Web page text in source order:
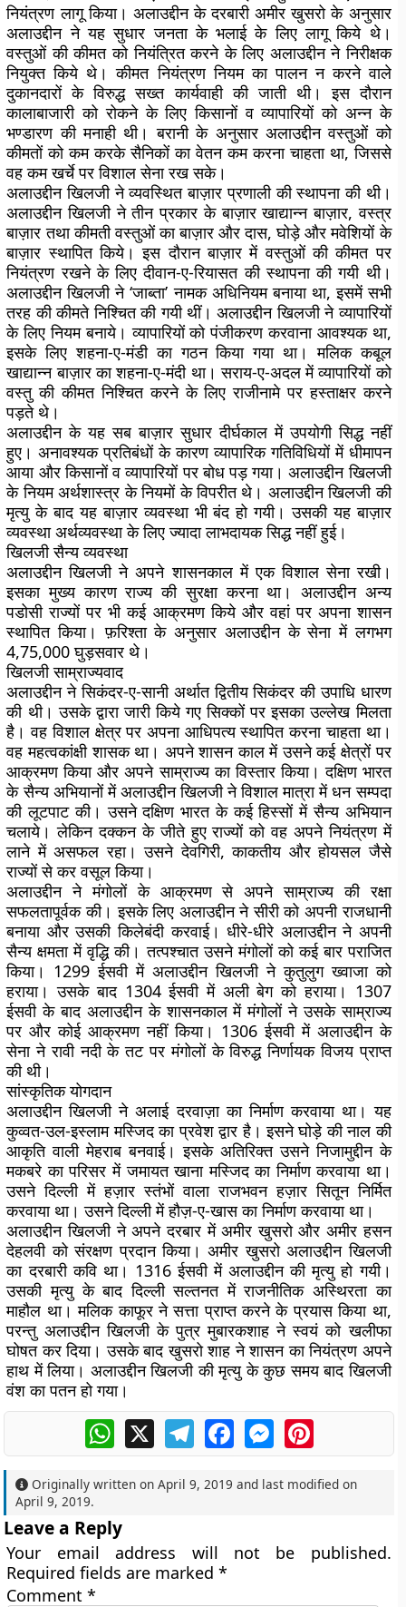
नियंत्रण लागू किया। अलाउद्दीन के दरबारी अमीर खुसरो के अनुसार
अलाउद्दीन ने यह सुधार जनता के भलाई के लिए लागू किये थे।
वस्तुओं की कीमत को नियंत्रित करने के लिए अलाउद्दीन ने निरीक्षक
नियुक्त किये थे। कीमत नियंत्रण नियम का पालन न करने वाले
दुकानदारों के विरुद्ध सख्त कार्यवाही की जाती थी। इस दौरान
कालाबाजारी को रोकने के लिए किसानों व व्यापारियों को अन्न के
भण्डारण की मनाही थी। बरानी के अनुसार अलाउद्दीन वस्तुओं को
कीमतों को कम करके सैनिकों का वेतन कम करना चाहता था, जिससे
वह कम खर्चे पर विशाल सेना रख सके।
अलाउद्दीन खिलजी ने व्यवस्थित बाज़ार प्रणाली की स्थापना की थी।
अलाउद्दीन खिलजी ने तीन प्रकार के बाज़ार खाद्यान्न बाज़ार, वस्त्र
बाज़ार तथा कीमती वस्तुओं का बाज़ार और दास, घोड़े और मवेशियों के
बाज़ार स्थापित किये। इस दौरान बाज़ार में वस्तुओं की कीमत पर
नियंत्रण रखने के लिए दीवान-ए-रियासत की स्थापना की गयी थी।
अलाउद्दीन खिलजी ने ‘जाब्ता’ नामक अधिनियम बनाया था, इसमें सभी
तरह की कीमते निश्चित की गयी थीं। अलाउद्दीन खिलजी ने व्यापारियों
के लिए नियम बनाये। व्यापारियों को पंजीकरण करवाना आवश्यक था,
इसके लिए शहना-ए-मंडी का गठन किया गया था। मलिक कबूल
खाद्यान्न बाज़ार का शहना-ए-मंदी था। सराय-ए-अदल में व्यापारियों को
वस्तु की कीमत निश्चित करने के लिए राजीनामे पर हस्ताक्षर करने
पड़ते थे।
अलाउद्दीन के यह सब बाज़ार सुधार दीर्घकाल में उपयोगी सिद्ध नहीं
हुए। अनावश्यक प्रतिबंधों के कारण व्यापारिक गतिविधियों में धीमापन
आया और किसानों व व्यापारियों पर बोध पड़ गया। अलाउद्दीन खिलजी
के नियम अर्थशास्त्र के नियमों के विपरीत थे। अलाउद्दीन खिलजी की
मृत्यु के बाद यह बाज़ार व्यवस्था भी बंद हो गयी। उसकी यह बाज़ार
व्यवस्था अर्थव्यवस्था के लिए ज्यादा लाभदायक सिद्ध नहीं हुई।
खिलजी सैन्य व्यवस्था
अलाउद्दीन खिलजी ने अपने शासनकाल में एक विशाल सेना रखी।
इसका मुख्य कारण राज्य की सुरक्षा करना था। अलाउद्दीन अन्य
पडोसी राज्यों पर भी कई आक्रमण किये और वहां पर अपना शासन
स्थापित किया। फ़रिश्ता के अनुसार अलाउद्दीन के सेना में लगभग
4,75,000 घुड़सवार थे।
खिलजी साम्राज्यवाद
अलाउद्दीन ने सिकंदर-ए-सानी अर्थात द्वितीय सिकंदर की उपाधि धारण
की थी। उसके द्वारा जारी किये गए सिक्कों पर इसका उल्लेख मिलता
है। वह विशाल क्षेत्र पर अपना आधिपत्य स्थापित करना चाहता था।
वह महत्वकांक्षी शासक था। अपने शासन काल में उसने कई क्षेत्रों पर
आक्रमण किया और अपने साम्राज्य का विस्तार किया। दक्षिण भारत
के सैन्य अभियानों में अलाउद्दीन खिलजी ने विशाल मात्रा में धन सम्पदा
की लूटपाट की। उसने दक्षिण भारत के कई हिस्सों में सैन्य अभियान
चलाये। लेकिन दक्कन के जीते हुए राज्यों को वह अपने नियंत्रण में
लाने में असफल रहा। उसने देवगिरी, काकतीय और होयसल जैसे
राज्यों से कर वसूल किया।
अलाउद्दीन ने मंगोलों के आक्रमण से अपने साम्राज्य की रक्षा
सफलतापूर्वक की। इसके लिए अलाउद्दीन ने सीरी को अपनी राजधानी
बनाया और उसकी किलेबंदी करवाई। धीरे-धीरे अलाउद्दीन ने अपनी
सैन्य क्षमता में वृद्धि की। तत्पश्चात उसने मंगोलों को कई बार पराजित
किया। 1299 ईसवी में अलाउद्दीन खिलजी ने कुतुलुग ख्वाजा को
हराया। उसके बाद 1304 ईसवी में अली बेग को हराया। 1307
ईसवी के बाद अलाउद्दीन के शासनकाल में मंगोलों ने उसके साम्राज्य
पर और कोई आक्रमण नहीं किया। 1306 ईसवी में अलाउद्दीन के
सेना ने रावी नदी के तट पर मंगोलों के विरुद्ध निर्णायक विजय प्राप्त
की थी।
सांस्कृतिक योगदान
अलाउद्दीन खिलजी ने अलाई दरवाज़ा का निर्माण करवाया था। यह
कुव्वत-उल-इस्लाम मस्जिद का प्रवेश द्वार है। इसने घोड़े की नाल की
आकृति वाली मेहराब बनवाई। इसके अतिरिक्त उसने निजामुद्दीन के
मकबरे का परिसर में जमायत खाना मस्जिद का निर्माण करवाया था।
उसने दिल्ली में हज़ार स्तंभों वाला राजभवन हज़ार सितून निर्मित
करवाया था। उसने दिल्ली में हौज़-ए-खास का निर्माण करवाया था।
अलाउद्दीन खिलजी ने अपने दरबार में अमीर खुसरो और अमीर हसन
देहलवी को संरक्षण प्रदान किया। अमीर खुसरो अलाउद्दीन खिलजी
का दरबारी कवि था। 1316 ईसवी में अलाउद्दीन की मृत्यु हो गयी।
उसकी मृत्यु के बाद दिल्ली सल्तनत में राजनीतिक अस्थिरता का
माहौल था। मलिक काफूर ने सत्ता प्राप्त करने के प्रयास किया था,
परन्तु अलाउद्दीन खिलजी के पुत्र मुबारकशाह ने स्वयं को खलीफा
घोषत कर दिया। उसके बाद खुसरो शाह ने शासन का नियंत्रण अपने
हाथ में लिया। अलाउद्दीन खिलजी की मृत्यु के कुछ समय बाद खिलजी
वंश का पतन हो गया।
WhatsApp
X TelegramFacebookMessengerPinterest
Originally written onApril 9, 2019 and last modified on
April 9, 2019.
Leave a Reply
Your email address will not be published.
Required fields are marked*
Comment*